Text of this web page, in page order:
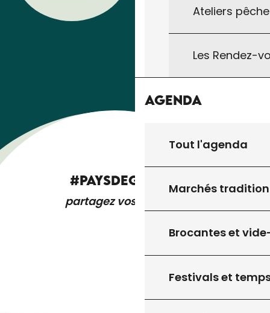
Ateliers
Les Rendez-
Agenda
Tout l'agenda
Marchés
Brocantes et
Festivals et
brochures de l’Office de Tourisme à
#PAYSDEGOURDON
partagez vos expériences